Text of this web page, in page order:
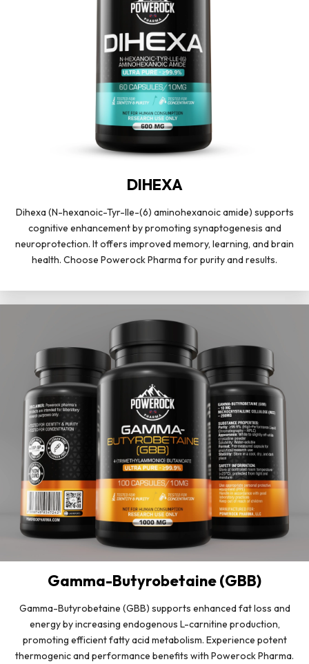
DIHEXA
Dihexa (N-hexanoic-Tyr-Ile-(6) aminohexanoic amide) supports
cognitive enhancement by promoting synaptogenesis and
neuroprotection. It offers improved memory, learning, and brain
health. Choose Powerock Pharma for purity and results.
Gamma-Butyrobetaine (GBB)
Gamma-Butyrobetaine (GBB) supports enhanced fat loss and
energy by increasing endogenous L-carnitine production,
promoting efficient fatty acid metabolism. Experience potent
thermogenic and performance benefits with Powerock Pharma.